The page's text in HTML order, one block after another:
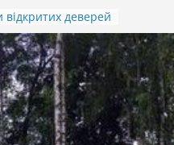
деверей
Гавдиди
підсумків
юнацької
гри
ПАМ’ЯТІ